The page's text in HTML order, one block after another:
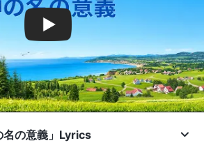
名の意義」Lyrics